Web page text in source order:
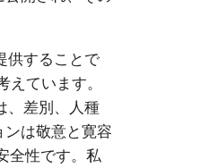
供することで
ています。
、差別、人種
は敬意と寛容
全性です。私